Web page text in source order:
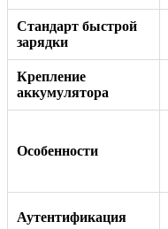
Стандарт быстрой
зарядки
Крепление
аккумулятора
Особенности
Аутентификация